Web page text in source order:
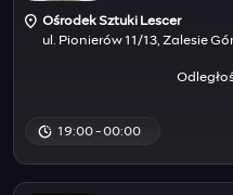
Ośrodek Sztuki Lescer
ul. Pionierów 11/13, Zalesie
19:00 - 00:00